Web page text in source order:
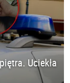
Uciekła